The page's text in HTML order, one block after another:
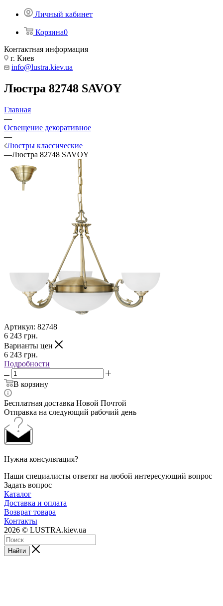
Личный кабинет
Корзина0
Контактная информация
г. Киев
info@lustra.kiev.ua
Люстра 82748 SAVOY
Главная
—
Освещение декоративное
—
Люстры классические
—Люстра 82748 SAVOY
Артикул: 82748
6 243 грн.
Варианты цен
6 243 грн.
Подробности
В корзину
Бесплатная доставка Новой Почтой
Отправка на следующий рабочий день
Нужна консультация?
Наши специалисты ответят на любой интересующий вопрос
Задать вопрос
Каталог
Доставка и оплата
Возврат товара
Контакты
2026 © LUSTRA.kiev.ua
Найти